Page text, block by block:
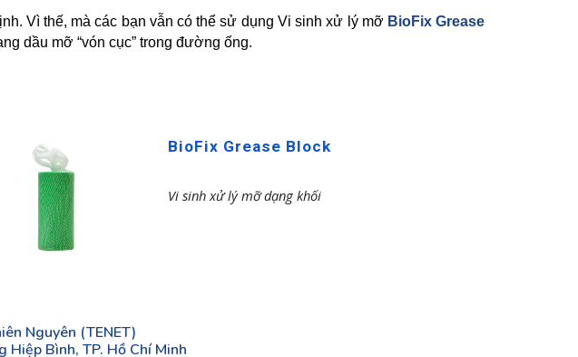
Vì thế, mà các bạn vẫn có thể sử dụng Vi sinh xử lý mỡ BioFix Grease
dầu mỡ “vón cục” trong đường ống.
BioFix Grease Block
Vi sinh xử lý mỡ dạng khối
Nguyên (TENET)
Hiệp Bình, TP. Hồ Chí Minh